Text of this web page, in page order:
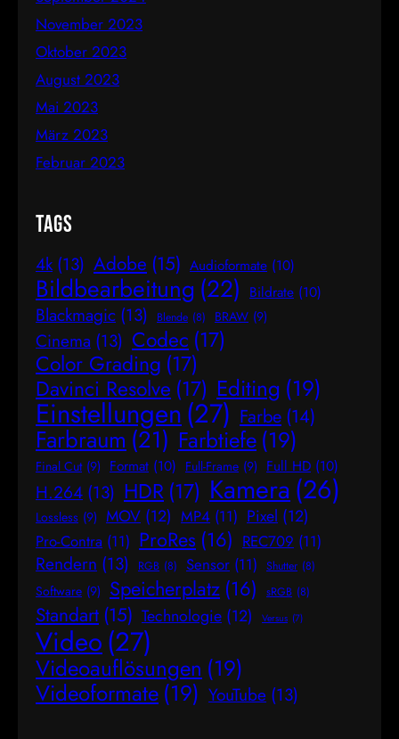
November 2023
Oktober 2023
August 2023
Mai 2023
März 2023
Februar 2023
Tags
4k (13) Adobe (15) Audioformate (10)
Bildbearbeitung (22) Bildrate (10)
Blackmagic (13) Blende (8) BRAW (9)
Cinema (13) Codec (17)
Color Grading (17)
Davinci Resolve (17) Editing (19)
Einstellungen(27) Farbe (14)
Farbraum (21) Farbtiefe (19)
Final Cut (9) Format (10) Full-Frame (9) Full HD (10)
H.264 (13) HDR (17) Kamera (26)
Lossless (9) MOV (12) MP4 (11) Pixel (12)
Pro-Contra (11) ProRes (16) REC709 (11)
Rendern (13) RGB (8) Sensor (11) Shutter (8)
Software (9) Speicherplatz (16) sRGB (8)
Standart (15) Technologie (12) Versus (7)
Video(27)
Videoauflösungen (19)
Videoformate (19) YouTube (13)